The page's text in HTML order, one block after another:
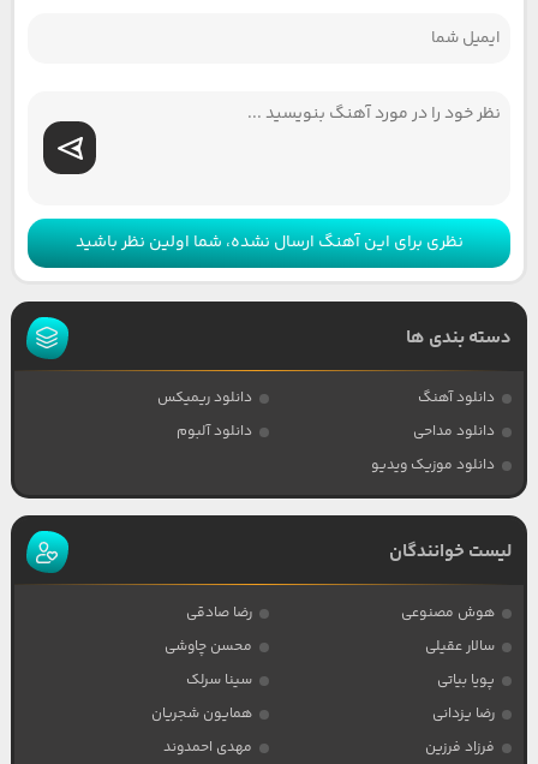
نظری برای این آهنگ ارسال نشده، شما اولین نظر باشید
دسته بندی ها
دانلود آهنگ
دانلود ریمیکس
دانلود مداحی
دانلود آلبوم
دانلود موزیک ویدیو
لیست خوانندگان
هوش مصنوعی
رضا صادقی
سالار عقیلی
محسن چاوشی
پویا بیاتی
سینا سرلک
رضا یزدانی
همایون شجریان
فرزاد فرزین
مهدی احمدوند